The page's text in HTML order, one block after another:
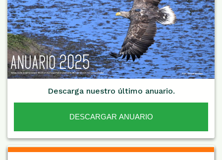
Descarga nuestro último anuario.
DESCARGAR ANUARIO